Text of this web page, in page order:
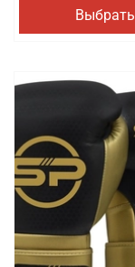
Выбрать